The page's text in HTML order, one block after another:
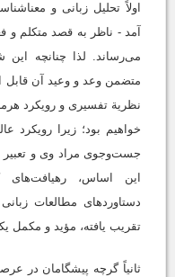
اولاً تحلیل زبانی و
آمد - ناظر به قصد متکلم
می‌رساند. لذا چنانچه
متضمن وعد و وعید آن قابل
نظریة تفسیری و رویکرد
خواهیم بود؛ زیرا رویکرد
جست‌وجوی مراد وی و تعبیر
این اساس، رهیافت‌های
دستاوردهای مطالعات
تقریب یافته، مؤید و مکمل
ثانیاً گرچه پیشگامان در